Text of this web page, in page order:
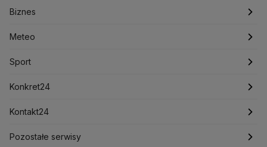
Kryptowaluty
Lotnisko Chopina
Mariusz Błaszczak
Mark Zuckerberg
Ministerstwo Aktywów Państwowych
Ministerstwo Infrastruktury
Biznes
Meteo
Sport
Zdrowie
Technologia
Podcasty
Artykuły
Newslettery
Fakty po Faktach
Fakty o Świecie
Ludzie Faktów
Warszawa
Łódź
Katowice
Kraków
Poznań
Trójmiasto
Biznes
Najnowsze
Notowania
Pieniądze
Nieruchomości
Rynki
Meteo
Pogoda godzinowa
Pogoda długoterminowa
Pogoda na jutro
Pogoda na weekend
Sport
Piłka Nożna
Tenis
Kolarstwo
Konkret24
Najnowsze
Polska
Kontakt24
Najnowsze
Pozostałe serwisy